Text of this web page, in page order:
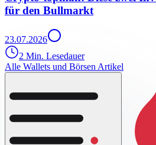
für den Bullmarkt
23.07.2026
2 Min. Lesedauer
Alle Wallets und Börsen Artikel